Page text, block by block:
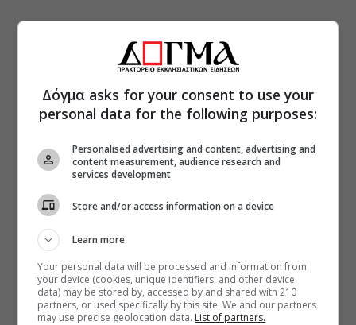
Δόγμα asks for your consent to use your
personal data for the following purposes:
Personalised advertising and content, advertising and
content measurement, audience research and
services development
Store and/or access information on a device
Learn more
Your personal data will be processed and information from
your device (cookies, unique identifiers, and other device
data) may be stored by, accessed by and shared with 210
partners, or used specifically by this site. We and our partners
may use precise geolocation data. List of partners.